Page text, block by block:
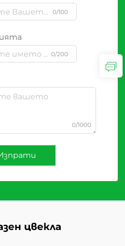
0/100
0/200
0/1000
цвекла